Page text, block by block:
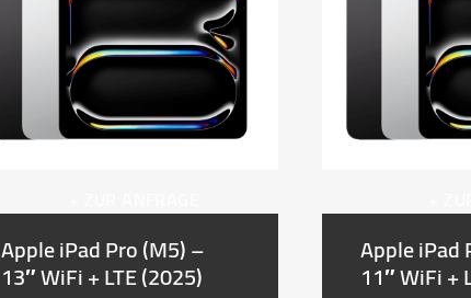
Apple iPad Pro (M5) –
13″ WiFi + LTE (2025)
Apple iPad
11″ WiFi +